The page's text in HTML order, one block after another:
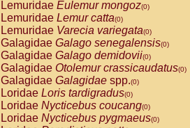
Lemuridae Eulemur mongoz(0)
Lemuridae Lemur catta(0)
Lemuridae Varecia variegata(0)
Galagidae Galago senegalensis(0)
Galagidae Galago demidovii(0)
Galagidae Otolemur crassicaudatus(0)
Galagidae Galagidae spp.(0)
Loridae Loris tardigradus(0)
Loridae Nycticebus coucang(0)
Loridae Nycticebus pygmaeus(0)